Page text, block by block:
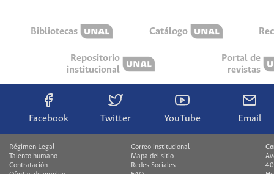
Bibliotecas Catálogo
Repositorio
institucional
Portal de
revistas
Facebook Twitter YouTube Email
Régimen Legal
Talento humano
Contratación
Correo institucional
Mapa del sitio
Redes Sociales